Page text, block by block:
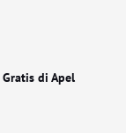
Gratis di Apel